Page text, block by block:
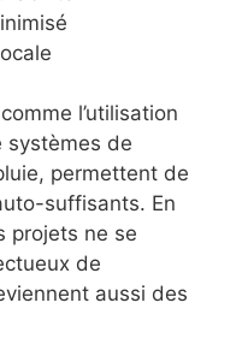
l’utilisation
systèmes de
permettent de
suffisants. En
projets ne se
de
aussi des